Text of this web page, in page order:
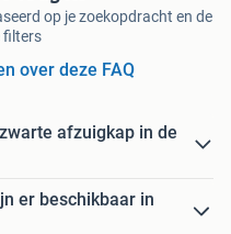
op je zoekopdracht en de
filters
over deze FAQ
afzuigkap in de
er beschikbaar in